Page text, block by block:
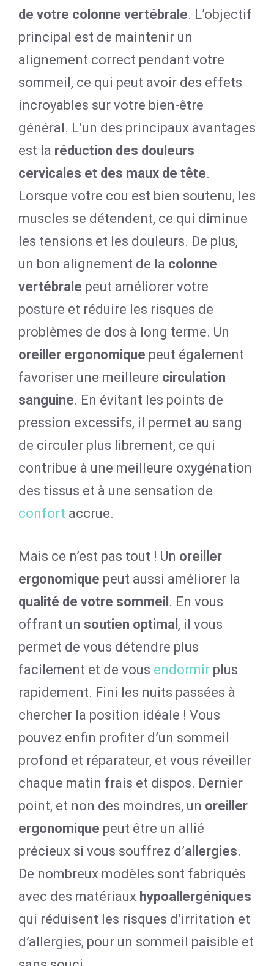
de votre colonne vertébrale. L’objectif
principal est de maintenir un
alignement correct pendant votre
sommeil, ce qui peut avoir des effets
incroyables sur votre bien-être
général. L’un des principaux avantages
est la réduction des douleurs
cervicales et des maux de tête.
Lorsque votre cou est bien soutenu, les
muscles se détendent, ce qui diminue
les tensions et les douleurs. De plus,
un bon alignement de la colonne
vertébrale peut améliorer votre
posture et réduire les risques de
problèmes de dos à long terme. Un
oreiller ergonomique peut également
favoriser une meilleure circulation
sanguine. En évitant les points de
pression excessifs, il permet au sang
de circuler plus librement, ce qui
contribue à une meilleure oxygénation
des tissus et à une sensation de
confort accrue.
Mais ce n’est pas tout ! Un oreiller
ergonomique peut aussi améliorer la
qualité de votre sommeil . En vous
offrant un soutien optimal , il vous
permet de vous détendre plus
facilement et de vous endormir plus
rapidement. Fini les nuits passées à
chercher la position idéale ! Vous
pouvez enfin profiter d’un sommeil
profond et réparateur, et vous réveiller
chaque matin frais et dispos. Dernier
point, et non des moindres, un oreiller
ergonomique peut être un allié
précieux si vous souffrez d’allergies.
De nombreux modèles sont fabriqués
avec des matériaux hypoallergéniques
qui réduisent les risques d’irritation et
d’allergies, pour un sommeil paisible et